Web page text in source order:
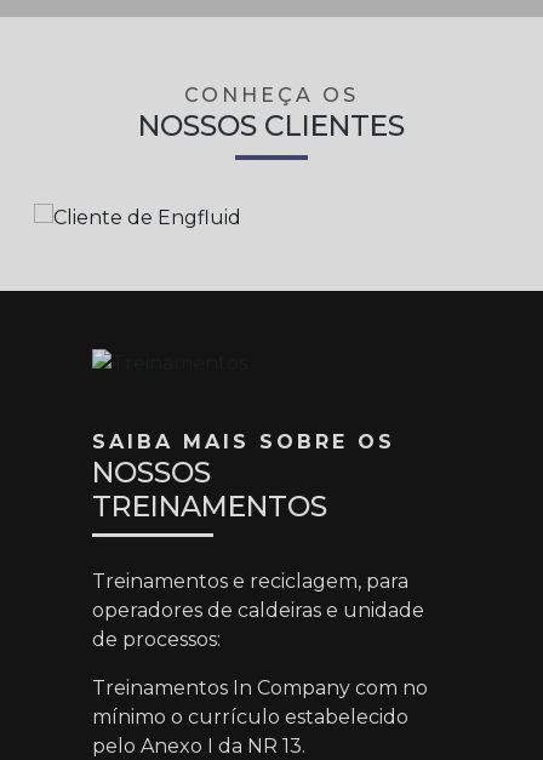
CONHEÇA OS
NOSSOS CLIENTES
SAIBA MAIS SOBRE OS
NOSSOS
TREINAMENTOS
Treinamentos e reciclagem, para
operadores de caldeiras e unidade
de processos:
Treinamentos In Company com no
mínimo o currículo estabelecido
pelo Anexo I da NR 13.